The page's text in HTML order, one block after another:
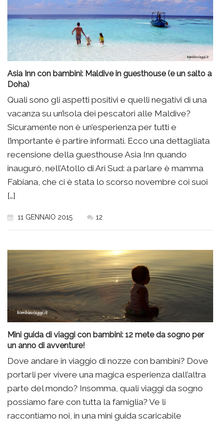
Asia Inn con bambini: Maldive in guesthouse (e un salto a
Doha)
Quali sono gli aspetti positivi e quelli negativi di una
vacanza su un’isola dei pescatori alle Maldive?
Sicuramente non è un’esperienza per tutti e
l’importante è partire informati. Ecco una dettagliata
recensione della guesthouse Asia Inn quando
inaugurò, nell’Atollo di Ari Sud: a parlare è mamma
Fabiana, che ci è stata lo scorso novembre coi suoi
[…]
11 GENNAIO 2015 12
Mini guida di viaggi con bambini: 12 mete da sogno per
un anno di avventure!
Dove andare in viaggio di nozze con bambini? Dove
portarli per vivere una magica esperienza dall’altra
parte del mondo? Insomma, quali viaggi da sogno
possiamo fare con tutta la famiglia? Ve li
raccontiamo noi, in una mini guida scaricabile